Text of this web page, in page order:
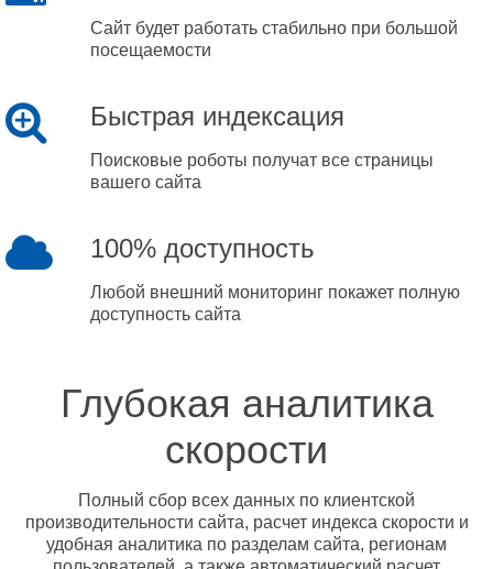
Сайт будет работать стабильно при большой
посещаемости
Быстрая индексация
Поисковые роботы получат все страницы
вашего сайта
100% доступность
Любой внешний мониторинг покажет полную
доступность сайта
Глубокая аналитика
скорости
Полный сбор всех данных по клиентской
производительности сайта, расчет индекса скорости и
удобная аналитика по разделам сайта, регионам